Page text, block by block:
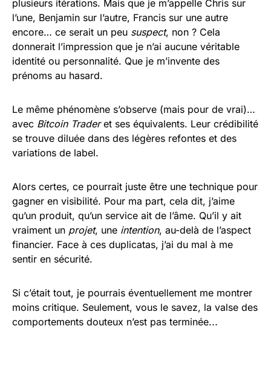
plusieurs itérations. Mais que je m’appelle Chris sur
l’une, Benjamin sur l’autre, Francis sur une autre
encore… ce serait un peu suspect, non ? Cela
donnerait l’impression que je n’ai aucune véritable
identité ou personnalité. Que je m’invente des
prénoms au hasard.
Le même phénomène s’observe (mais pour de vrai)…
avec Bitcoin Traderet ses équivalents. Leur crédibilité
se trouve diluée dans des légères refontes et des
variations de label.
Alors certes, ce pourrait juste être une technique pour
gagner en visibilité. Pour ma part, cela dit, j’aime
qu’un produit, qu’un service ait de l’âme. Qu’il y ait
vraiment un projet, une intention, au-delà de l’aspect
financier. Face à ces duplicatas, j’ai du mal à me
sentir en sécurité.
Si c’était tout, je pourrais éventuellement me montrer
moins critique. Seulement, vous le savez, la valse des
comportements douteux n’est pas terminée...